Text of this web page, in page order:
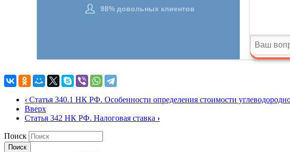
‹ Статья 340.1 НК РФ. Особенности определения стоимости
Вверх
Статья 342 НК РФ. Налоговая ставка ›
Поиск